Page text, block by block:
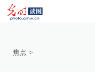
焦点 >